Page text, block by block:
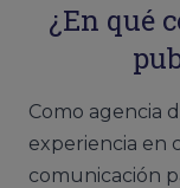
¿En qué
Como agencia
experiencia en
comunicación